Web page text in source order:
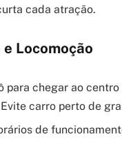
cada atração.
Locomoção
para chegar ao centro
carro perto de
de